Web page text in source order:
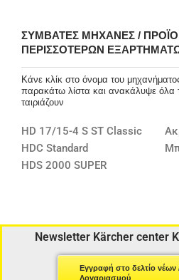
ΣΥΜΒΑΤΈΣ ΜΗΧΑΝΈΣ /
ΠΕΡΙΣΣΌΤΕΡΩΝ
Κάνε κλίκ στο όνομα του
παρακάτω λίστα και ανακάλυψε όλα
ταιριάζουν
HD 17/15-4 S ST Classic
HDC Standard
HDS 2000 SUPER
Newsletter Kärcher center
Εγγραφή στο δελτίο νέων
Λογαριασμού